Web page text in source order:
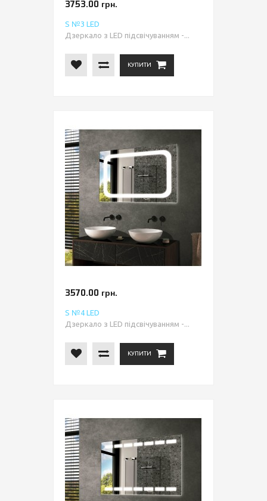
3753.00 грн.
S №3 LED
Дзеркало з LED підсвічуванням -...
КУПИТИ
3570.00 грн.
S №4 LED
Дзеркало з LED підсвічуванням -...
КУПИТИ